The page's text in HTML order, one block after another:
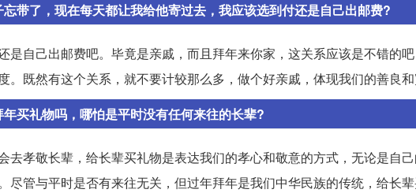
带了，现在每天都让我给他寄过去，我应该选到付还是自己出邮费?
是自己出邮费吧。毕竟是亲戚，而且拜年来你家，这关系应该是不错的
。既然有这个关系，就不要计较那么多，做个好亲戚，体现我们的善良和
买礼物吗，哪怕是平时没有任何来往的长辈?
去孝敬长辈，给长辈买礼物是表达我们的孝心和敬意的方式，无论是自
尽管与平时是否有来往无关，但过年拜年是我们中华民族的传统，给长